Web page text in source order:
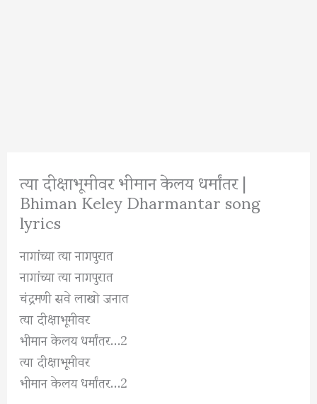
त्या दीक्षाभूमीवर भीमान केलय धर्मांतर |
Bhiman Keley Dharmantar song
lyrics
नागांच्या त्या नागपुरात
नागांच्या त्या नागपुरात
चंद्रमणी सवे लाखो जनात
त्या दीक्षाभूमीवर
भीमान केलय धर्मांतर…2
त्या दीक्षाभूमीवर
भीमान केलय धर्मांतर…2